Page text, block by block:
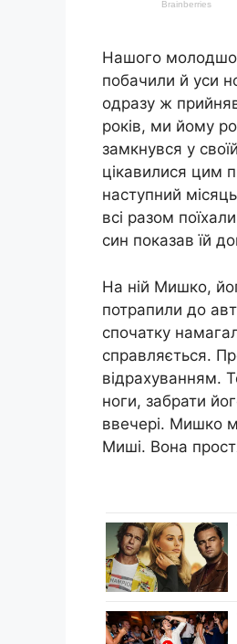
Нашого
побачили й уси
одразу ж
років, ми йому
замкнувся у
цікавилися цим
наступний
всі разом
син показав їй
На ній Мишко,
потрапили до
спочатку
справляється.
відрахуванням.
ноги, забрати
ввечері. Мишко
Миші. Вона